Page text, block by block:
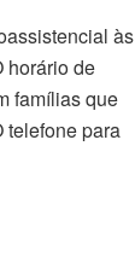
às
horário de
famílias que
telefone para